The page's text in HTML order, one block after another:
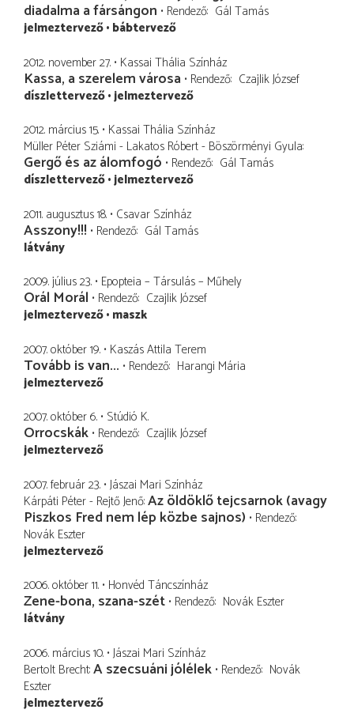
diadalma a fársángon Rendező Gál Tamás
jelmeztervező bábtervező
2012. november 27. Kassai Thália Színház
Kassa, a szerelem városa Rendező Czajlik József
díszlettervező jelmeztervező
2012. március 15. Kassai Thália Színház
Müller Péter Sziámi - Lakatos Róbert - Böszörményi Gyula
Gergő és az álomfogó Rendező Gál Tamás
díszlettervező jelmeztervező
2011. augusztus 18. Csavar Színház
Asszony!!! Rendező Gál Tamás
látvány
2009. július 23. Epopteia – Társulás – Műhely
Orál Morál Rendező Czajlik József
jelmeztervező maszk
2007. október 19. Kaszás Attila Terem
Tovább is van... Rendező Harangi Mária
jelmeztervező
2007. október 6. Stúdió K.
Orrocskák Rendező Czajlik József
jelmeztervező
2007. február 23. Jászai Mari Színház
Kárpáti Péter - Rejtő Jenő Az öldöklő tejcsarnok (avagy
Piszkos Fred nem lép közbe sajnos) Rendező
Novák Eszter
jelmeztervező
2006. október 11. Honvéd Táncszínház
Zene-bona, szana-szét Rendező Novák Eszter
látvány
2006. március 10. Jászai Mari Színház
Bertolt Brecht A szecsuáni jólélek Rendező Novák
Eszter
jelmeztervező